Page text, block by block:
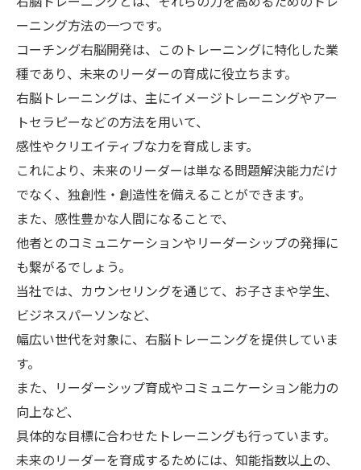
ーニング方法の一つです。
コーチング右脳開発は、このトレーニングに特化した業
種であり、未来のリーダーの育成に役立ちます。
右脳トレーニングは、主にイメージトレーニングやアー
トセラピーなどの方法を用いて、
感性やクリエイティブな力を育成します。
これにより、未来のリーダーは単なる問題解決能力だけ
でなく、独創性・創造性を備えることができます。
また、感性豊かな人間になることで、
他者とのコミュニケーションやリーダーシップの発揮に
も繋がるでしょう。
当社では、カウンセリングを通じて、お子さまや学生、
ビジネスパーソンなど、
幅広い世代を対象に、右脳トレーニングを提供していま
す。
また、リーダーシップ育成やコミュニケーション能力の
向上など、
具体的な目標に合わせたトレーニングも行っています。
未来のリーダーを育成するためには、知能指数以上の、